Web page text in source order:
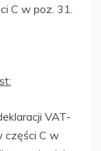
C w poz. 31.
VAT-
części C w